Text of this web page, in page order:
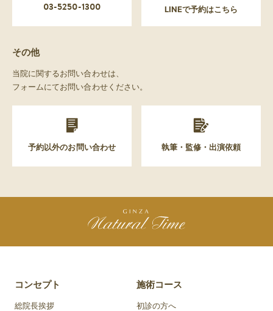
03-5250-1300 LINEで予約はこちら
その他
当院に関するお問い合わせは、
フォームにてお問い合わせください。
予約以外のお問い合わせ 執筆・監修・出演依頼
コンセプト
総院長挨拶
施術コース
初診の方へ